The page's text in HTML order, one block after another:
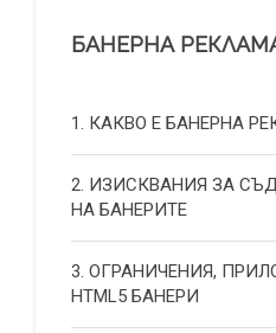
БАНЕРНА
1. КАКВО Е БАНЕРНА
2. ИЗИСКВАНИЯ ЗА
НА БАНЕРИТЕ
3. ОГРАНИЧЕНИЯ,
HTML5 БАНЕРИ